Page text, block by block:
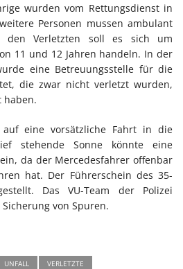
wurden vom Rettungsdienst in
Personen mussen ambulant
den Verletzten soll es sich um
11 und 12 Jahren handeln. In der
eine Betreuungsstelle für die
die zwar nicht verletzt wurden,
haben.
eine vorsätzliche Fahrt in die
stehende Sonne könnte eine
da der Mercedesfahrer offenbar
hat. Der Führerschein des 35-
Das VU-Team der Polizei
von Spuren.
UNFALL VERLETZTE